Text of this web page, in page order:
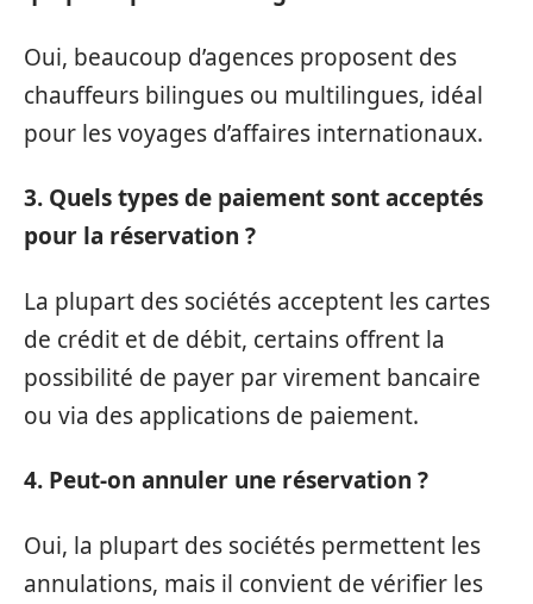
Oui, beaucoup d’agences proposent des
chauffeurs bilingues ou multilingues, idéal
pour les voyages d’affaires internationaux.
3. Quels types de paiement sont acceptés
pour la réservation ?
La plupart des sociétés acceptent les cartes
de crédit et de débit, certains offrent la
possibilité de payer par virement bancaire
ou via des applications de paiement.
4. Peut-on annuler une réservation ?
Oui, la plupart des sociétés permettent les
annulations, mais il convient de vérifier les